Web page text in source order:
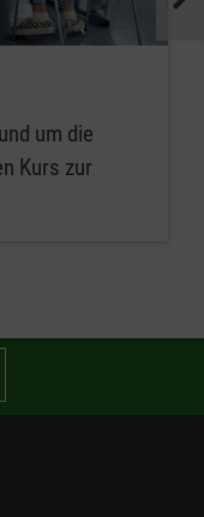
um die
Kurs zur